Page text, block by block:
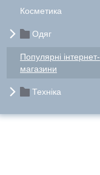
Косметика
Одяг
Популярні інтернет-
магазини
Техніка